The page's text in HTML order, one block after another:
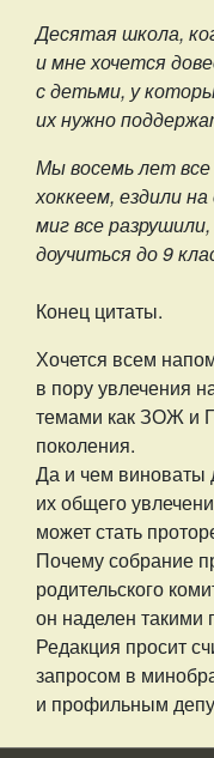
Десятая школа,
и мне хочется
с детьми, у
их нужно
Мы восемь лет все
хоккеем, ездили
миг все
доучиться до 9
Конец цитаты.
Хочется всем
в пору увлечения
темами как ЗОЖ и
поколения.
Да и чем виноваты
их общего
может стать
Почему собрание
родительского
он наделен
Редакция просит
запросом в
и профильным